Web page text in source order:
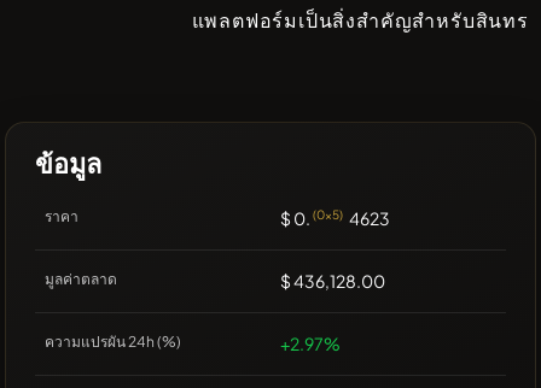
แพลตฟอร์มเป็นสิ่งสำคัญสำหรับสินทร
ข้อมูล
ราคา $ 0. (0x5) 4623
มูลค่าตลาด $ 436,128.00
ความแปรผัน 24h (%) +2.97%